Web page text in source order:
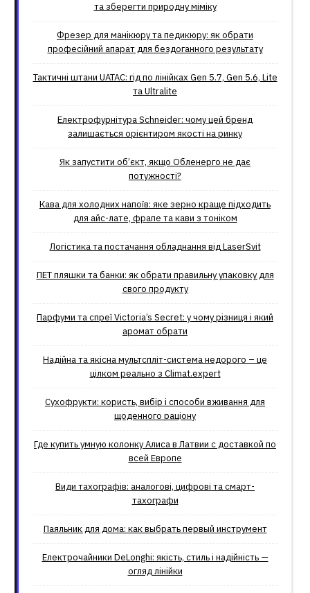
та зберегти природну міміку
Фрезер для манікюру та педикюру: як обрати
професійний апарат для бездоганного результату
Тактичні штани UATAC: гід по лінійках Gen 5.7, Gen 5.6, Lite
та Ultralite
Електрофурнітура Schneider: чому цей бренд
залишається орієнтиром якості на ринку
Як запустити об’єкт, якщо Обленерго не дає
потужності?
Кава для холодних напоїв: яке зерно краще підходить
для айс-лате, фрапе та кави з тоніком
Логістика та постачання обладнання від LaserSvit
ПЕТ пляшки та банки: як обрати правильну упаковку для
свого продукту
Парфуми та спреї Victoria’s Secret: у чому різниця і який
аромат обрати
Надійна та якісна мультспліт-система недорого – це
цілком реально з Climat.еxpert
Сухофрукти: користь, вибір і способи вживання для
щоденного раціону
Где купить умную колонку Алиса в Латвии с доставкой по
всей Европе
Види тахографів: аналогові, цифрові та смарт-
тахографи
Паяльник для дома: как выбрать первый инструмент
Електрочайники DeLonghi: якість, стиль і надійність —
огляд лінійки